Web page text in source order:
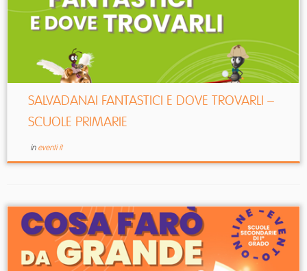
SALVADANAI FANTASTICI E DOVE TROVARLI –
SCUOLE PRIMARIE
in eventi it